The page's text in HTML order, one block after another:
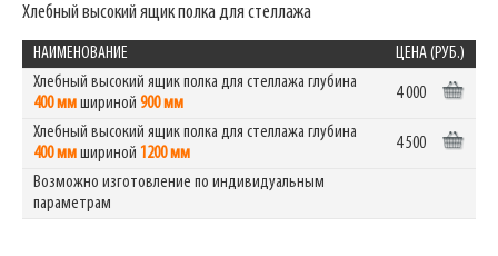
Хлебный высокий ящик полка для стеллажа
НАИМЕНОВАНИЕ
ЦЕНА (РУБ.)
Хлебный высокий ящик полка для стеллажа глубина
400 ммшириной 900 мм
4 000
Хлебный высокий ящик полка для стеллажа глубина
400 ммшириной 1200 мм
4 500
Возможно изготовление по индивидуальным
параметрам